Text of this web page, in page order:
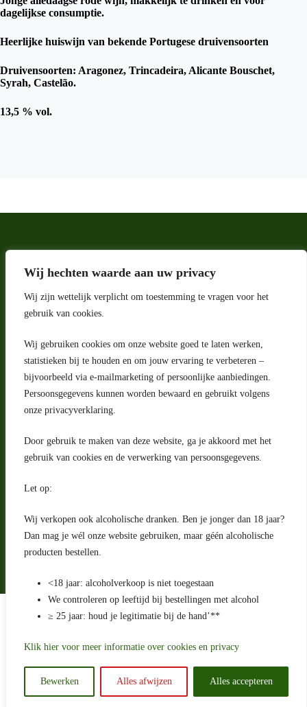
Wij hechten waarde aan uw privacy
Wij zijn wettelijk verplicht om toestemming te vragen voor het
gebruik van cookies.
Wij gebruiken cookies om onze website goed te laten werken,
statistieken bij te houden en om jouw ervaring te verbeteren –
bijvoorbeeld via e-mailmarketing of persoonlijke aanbiedingen.
Persoonsgegevens kunnen worden bewaard en gebruikt volgens
onze privacyverklaring.
Door gebruik te maken van deze website, ga je akkoord met het
gebruik van cookies en de verwerking van persoonsgegevens.
Let op:
Wij verkopen ook alcoholische dranken. Ben je jonger dan 18 jaar?
Dan mag je wél onze website gebruiken, maar géén alcoholische
producten bestellen.
<18 jaar: alcoholverkoop is niet toegestaan
We controleren op leeftijd bij bestellingen met alcohol
≥ 25 jaar: houd je legitimatie bij de hand’**
Klik hier voor meer informatie over cookies en privacy
Bewerken Alles afwijzen Alles accepteren
dagelijkse consumptie.
Heerlijke huiswijn van bekende Portugese druivensoorten
Druivensoorten: Aragonez, Trincadeira, Alicante Bouschet,
Syrah, Castelão.
13,5 % vol.
Adres
Riga 4 E
2993 LW Barendrecht
Nederland
Contact
klantenservice@portugeseproducten.nl
Facebook
Herroepingsrecht
Bij bezorging van alcoholhoudende dranken voert de bezorger
Algemene voorwaarden
Betaling en levering